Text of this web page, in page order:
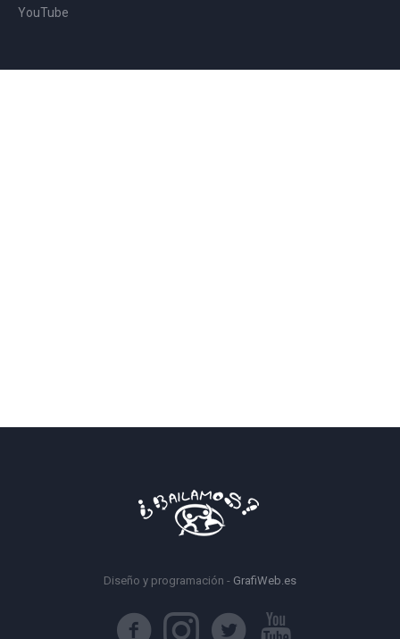
YouTube
Diseño y programación - GrafiWeb.es